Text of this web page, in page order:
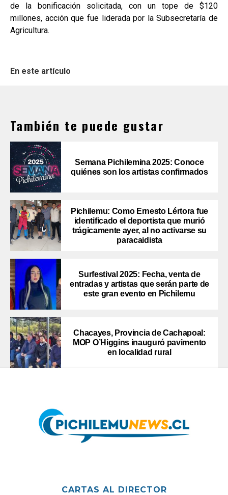
de la bonificación solicitada, con un tope de $120
millones, acción que fue liderada por la Subsecretaría de
Agricultura.
En este artículo
También te puede gustar
Semana Pichilemina 2025: Conoce
quiénes son los artistas confirmados
Pichilemu: Como Ernesto Lértora fue
identificado el deportista que murió
trágicamente ayer, al no activarse su
paracaidista
Surfestival 2025: Fecha, venta de
entradas y artistas que serán parte de
este gran evento en Pichilemu
Chacayes, Provincia de Cachapoal:
MOP O’Higgins inauguró pavimento
en localidad rural
CARTAS AL DIRECTOR